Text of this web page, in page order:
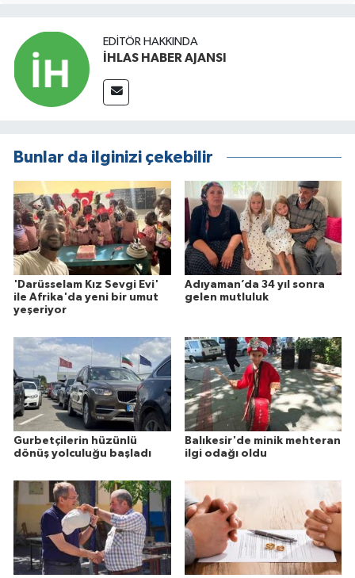
EDITÖR HAKKINDA
İHLAS HABER AJANSI
Bunlar da ilginizi çekebilir
'Darüsselam Kız Sevgi Evi'
ile Afrika'da yeni bir umut
yeşeriyor
Adıyaman’da 34 yıl sonra
gelen mutluluk
Gurbetçilerin hüzünlü
dönüş yolculuğu başladı
Balıkesir'de minik mehteran
ilgi odağı oldu